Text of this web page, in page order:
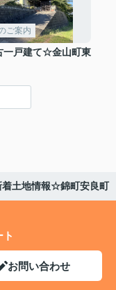
ご案内
戸建て☆金山町東
土地情報☆錦町安良町
お問い合わせ